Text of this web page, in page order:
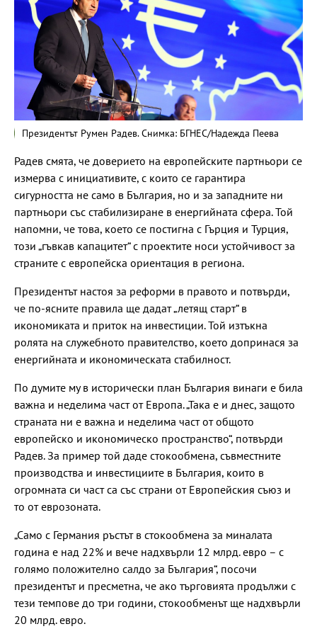
Президентът Румен Радев. Снимка: БГНЕС/Надежда Пеева
Радев смята, че доверието на европейските партньори се
измерва с инициативите, с които се гарантира
сигурността не само в България, но и за западните ни
партньори със стабилизиране в енергийната сфера. Той
напомни, че това, което се постигна с Гърция и Турция,
този „гъвкав капацитет“ с проектите носи устойчивост за
страните с европейска ориентация в региона.
Президентът настоя за реформи в правото и потвърди,
че по-ясните правила ще дадат „летящ старт“ в
икономиката и приток на инвестиции. Той изтъкна
ролята на служебното правителство, което допринася за
енергийната и икономическата стабилност.
По думите му в исторически план България винаги е била
важна и неделима част от Европа. „Така е и днес, защото
страната ни е важна и неделима част от общото
европейско и икономическо пространство“, потвърди
Радев. За пример той даде стокообмена, съвместните
производства и инвестициите в България, които в
огромната си част са със страни от Европейския съюз и
то от еврозоната.
„Само с Германия ръстът в стокообмена за миналата
година е над 22% и вече надхвърли 12 млрд. евро – с
голямо положително салдо за България“, посочи
президентът и пресметна, че ако търговията продължи с
тези темпове до три години, стокообменът ще надхвърли
20 млрд. евро.